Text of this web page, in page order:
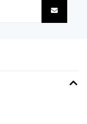
vatios con mucha